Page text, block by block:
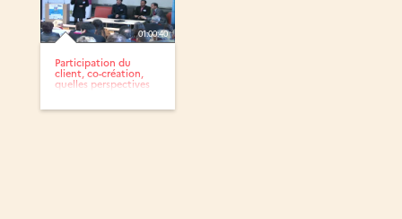
01:00:40
Participation du
client, co-création,
quelles perspectives